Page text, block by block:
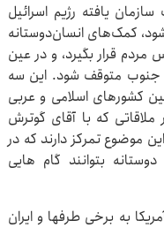
یافته رژیم اسرائیل
کمک‌های انسان‌دوستانه
قرار بگیرد، و در عین
جنوب متوقف شود. این سه
کشورهای اسلامی و عربی
که با آقای گوترش
موضوع تمرکز دارند که در
بتوانند گام هایی
به برخی طرفها و ایران